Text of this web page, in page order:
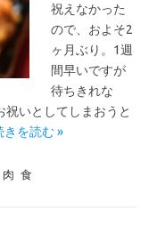
祝えなかった
ので、およそ2
ヶ月ぶり。1週
間早いですが
待ちきれな
いとしてしまおうと
きを読む »
肉 食